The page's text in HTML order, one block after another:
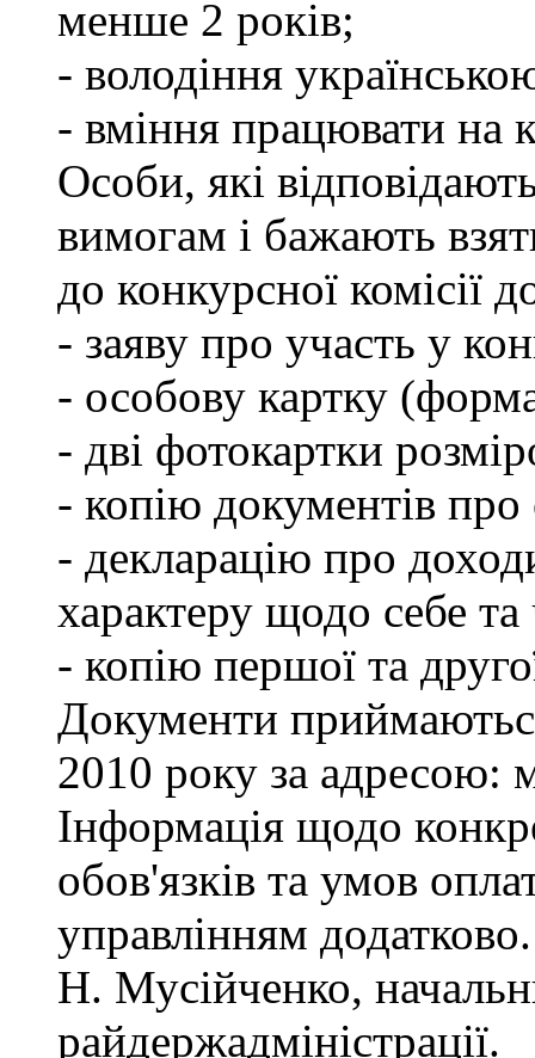
менше 2 років;
- володіння
- вміння працювати на
Особи, які
вимогам і бажають
до конкурсної комісії
- заяву про участь у
- особову картку
- дві фотокартки
- копію документів про
- декларацію про
характеру щодо себе та
- копію першої та
Документи
2010 року за адресою:
Інформація щодо
обов'язків та умов
управлінням додатково.
Н. Мусійченко,
райдержадміністрації.